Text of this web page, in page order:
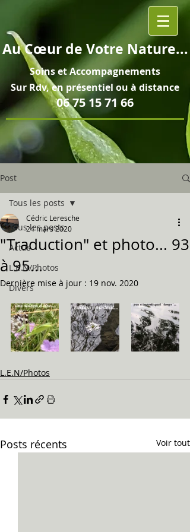
AuCœurde Votre Nature...
Soins etAccompagnements
Sur Rdv, en présentiel ou à distance
06 75 15 71 66
Post
Tous les posts
Actus
L.E.N/Photos
Divers
Tous les posts
"Traduction" et photo... 93
à 95...
Cédric Leresche
24 mars 2020
Dernière mise à jour : 19 nov. 2020
L.E.N/Photos
Posts récents Voir tout